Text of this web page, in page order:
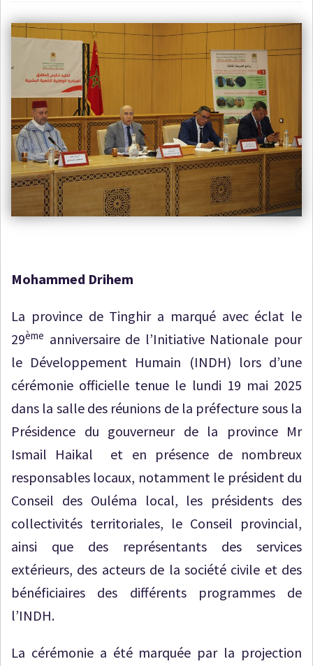
Mohammed Drihem
La province de Tinghir a marqué avec éclat le
29ème anniversaire de l’Initiative Nationale pour
le Développement Humain (INDH) lors d’une
cérémonie officielle tenue le lundi 19 mai 2025
dans la salle des réunions de la préfecture sous la
Présidence du gouverneur de la province Mr
Ismail Haikal et en présence de nombreux
responsables locaux, notamment le président du
Conseil des Ouléma local, les présidents des
collectivités territoriales, le Conseil provincial,
ainsi que des représentants des services
extérieurs, des acteurs de la société civile et des
bénéficiaires des différents programmes de
l’INDH.
La cérémonie a été marquée par la projection